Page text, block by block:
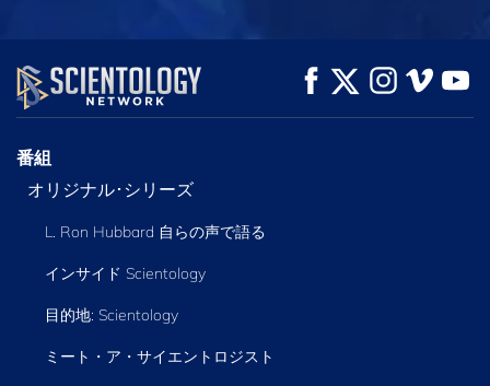
観る シリーズを探求
番組
オリジナル･シリーズ
L. Ron Hubbard 自らの声で語る
インサイド Scientology
目的地: Scientology
ミート・ア・サイエントロジスト